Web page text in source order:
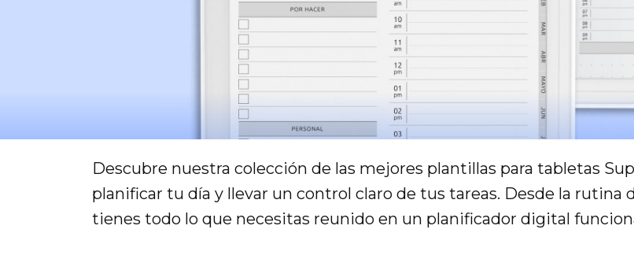
Descubre nuestra colección de las mejores plantillas para tabletas
planificar tu día y llevar un control claro de tus tareas. Desde la rutina
tienes todo lo que necesitas reunido en un planificador digital